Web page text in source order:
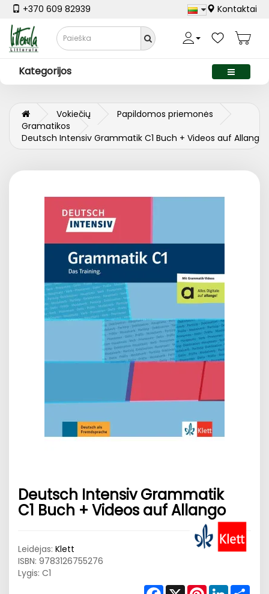
+370 609 82939 Kontaktai
Kategorijos
Vokiečių
Papildomos priemonės
Gramatikos
Deutsch Intensiv Grammatik C1 Buch + Videos auf Allango
Deutsch Intensiv Grammatik
C1 Buch + Videos auf Allango
Leidėjas: Klett
ISBN: 9783126755276
Lygis: C1
Facebook
X PinterestLinkedIn